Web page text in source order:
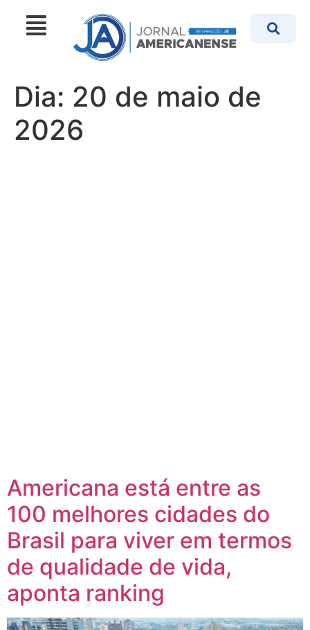
Dia: 20 de maio de
2026
Americana está entre as
100 melhores cidades do
Brasil para viver em termos
de qualidade de vida,
aponta ranking